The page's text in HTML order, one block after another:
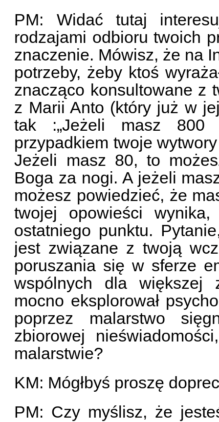
PM: Widać tutaj
rodzajami odbioru twoich
znaczenie. Mówisz, że na
potrzeby, żeby ktoś
znacząco konsultowane z
z Marii Anto (który już w
tak :„Jeżeli masz
przypadkiem twoje
Jeżeli masz 80, to
Boga za nogi. A jeżeli
możesz powiedzieć, że
twojej opowieści
ostatniego punktu.
jest związane z twoją
poruszania się w sferze
wspólnych dla większej
mocno eksplorował
poprzez malarstwo
zbiorowej
malarstwie?
KM: Mógłbyś proszę
PM: Czy myślisz, że